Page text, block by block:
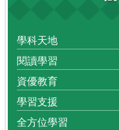
學科天地
閱讀學習
資優教育
學習支援
全方位學習